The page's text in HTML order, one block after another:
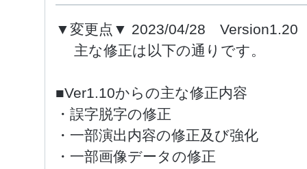
▼変更点▼ 2023/04/28 Version1.20
主な修正は以下の通りです。
■Ver1.10からの主な修正内容
・誤字脱字の修正
・一部演出内容の修正及び強化
・一部画像データの修正